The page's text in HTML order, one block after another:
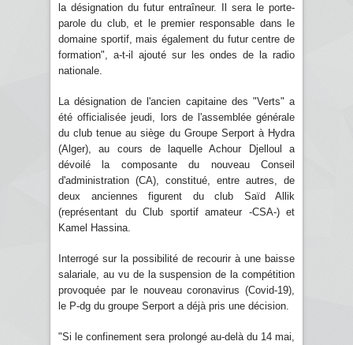
la désignation du futur entraîneur. Il sera le porte-
parole du club, et le premier responsable dans le
domaine sportif, mais également du futur centre de
formation", a-t-il ajouté sur les ondes de la radio
nationale.
La désignation de l'ancien capitaine des "Verts" a
été officialisée jeudi, lors de l'assemblée générale
du club tenue au siège du Groupe Serport à Hydra
(Alger), au cours de laquelle Achour Djelloul a
dévoilé la composante du nouveau Conseil
d'administration (CA), constitué, entre autres, de
deux anciennes figurent du club Saïd Allik
(représentant du Club sportif amateur -CSA-) et
Kamel Hassina.
Interrogé sur la possibilité de recourir à une baisse
salariale, au vu de la suspension de la compétition
provoquée par le nouveau coronavirus (Covid-19),
le P-dg du groupe Serport a déjà pris une décision.
"Si le confinement sera prolongé au-delà du 14 mai,